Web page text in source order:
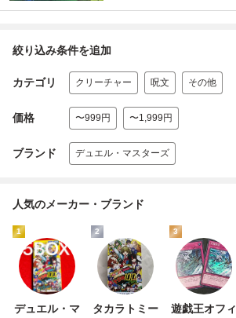
絞り込み条件を追加
カテゴリ クリーチャー 呪文 その他
価格 〜999円 〜1,999円
ブランド デュエル・マスターズ
人気のメーカー・ブランド
1
デュエル・マ
2
タカラトミー
3
遊戯王オフィ